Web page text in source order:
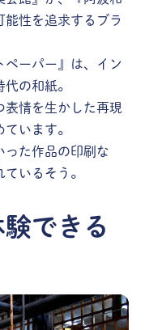
性を追求するブラ
ペーパー』は、イン
の和紙。
表情を生かした再現
います。
った作品の印刷な
いるそう。
できる